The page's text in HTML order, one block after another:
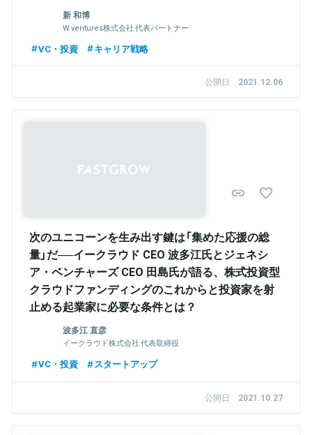
新 和博
W ventures株式会社 代表パートナー
VC・投資 キャリア戦略
公開日 2021.12.06
次のユニコーンを生み出す鍵は「集めた応援の総
量」だ──イークラウド CEO 波多江氏とジェネシ
ア・ベンチャーズ CEO 田島氏が語る、株式投資型
クラウドファンディングのこれからと投資家を射
止める起業家に必要な条件とは？
波多江 直彦
イークラウド株式会社 代表取締役
VC・投資 スタートアップ
公開日 2021.10.27